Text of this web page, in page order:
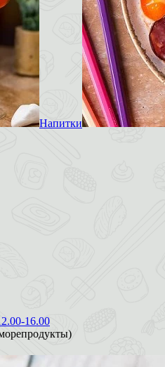
Напитки
16.00